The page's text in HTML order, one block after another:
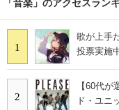
「音楽」のアクセスラン
1
歌が上手
投票実施
2
【60代
ド・ユニ